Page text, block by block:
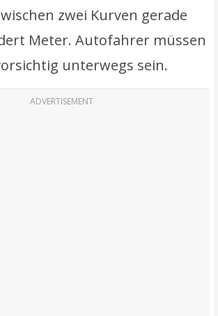
zwei Kurven gerade
Meter. Autofahrer müssen
unterwegs sein.
ADVERTISEMENT